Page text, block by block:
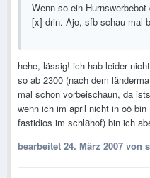
Wenn so ein
[x] drin. Ajo, sfb schau mal
hehe, lässig! ich hab leider
so ab 2300 (nach dem
mal schon vorbeischaun, da
wenn ich im april nicht in oö
fastidios im schl8hof) bin ich
bearbeitet 24. März 2007 von